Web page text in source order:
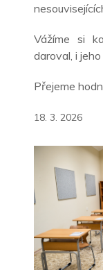
Vážíme si
daroval, i
Přejeme
18. 3. 2026